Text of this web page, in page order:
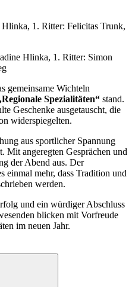
1. Ritter: Felicitas Trunk,
Hlinka, 1. Ritter: Simon
gemeinsame Wichteln
Spezialitäten“ stand.
Geschenke ausgetauscht, die
widerspiegelten.
aus sportlicher Spannung
Mit angeregten Gesprächen und
der Abend aus. Der
einmal mehr, dass Tradition und
werden.
und ein würdiger Abschluss
blicken mit Vorfreude
im neuen Jahr.